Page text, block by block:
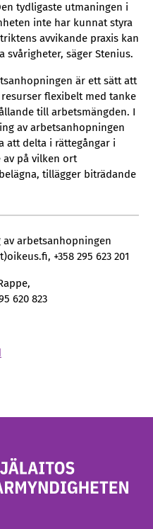
tydligaste utmaningen i
inte har kunnat styra
avvikande praxis kan
säger Stenius.
är ett sätt att
flexibelt med tanke
till arbetsmängden. I
av arbetsanhopningen
att delta i rättegångar i
på vilken ort
tillägger biträdande
arbetsanhopningen
+358 295 623 201
620 823